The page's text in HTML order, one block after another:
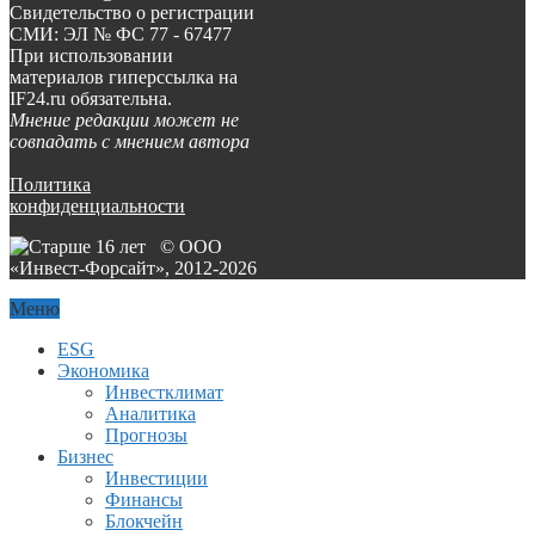
Свидетельство о регистрации
СМИ: ЭЛ № ФС 77 - 67477
При использовании
материалов гиперссылка на
IF24.ru обязательна.
Мнение редакции может не
совпадать с мнением автора
Политика
конфиденциальности
© ООО
«Инвест-Форсайт», 2012-2026
Меню
ESG
Экономика
Инвестклимат
Аналитика
Прогнозы
Бизнес
Инвестиции
Финансы
Блокчейн